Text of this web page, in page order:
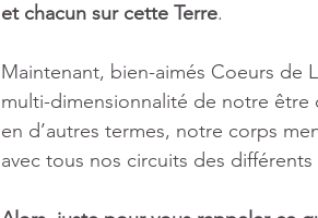
et chacun sur cette Terre.
Maintenant, bien-aimés Coeurs de
multi-dimensionnalité de notre être
en d’autres termes, notre corps
avec tous nos circuits des